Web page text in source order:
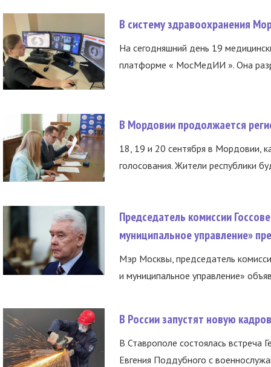
В систему здравоохранения
На сегодняшний день 19
платформе « МосМедИИ ». Она
В Мордовии продолжается
18, 19 и 20 сентября в Мордовии,
голосования. Жители республики
Председатель комиссии
муниципальное управление»
Мэр Москвы, председатель
и муниципальное управление»
В России запустят новую
В Ставрополе состоялась встреча
Евгения Поддубного с